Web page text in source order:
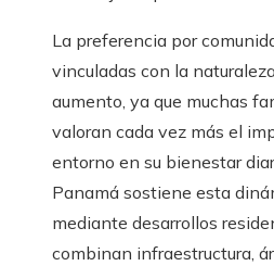
La preferencia por
vinculadas con la
aumento, ya que muchas
valoran cada vez más el
entorno en su bienestar
Panamá sostiene esta
mediante desarrollos
combinan infraestructura,